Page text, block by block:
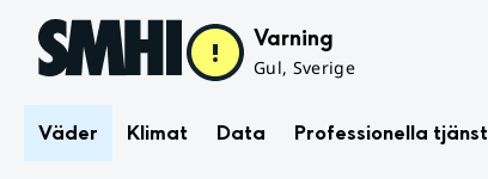
Hoppa till sidans innehåll Varning
Gul, Sverige
Väder Klimat Data Professionella